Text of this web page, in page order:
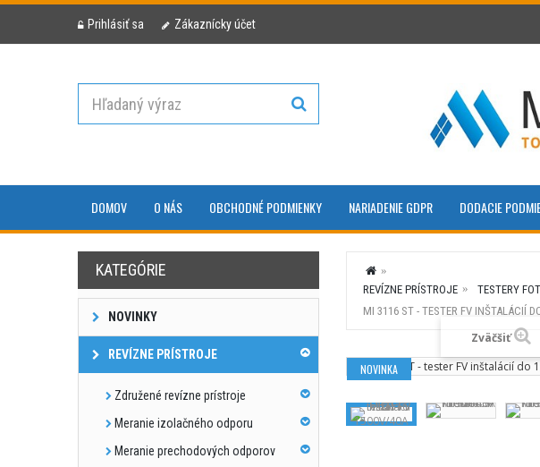
Prihlásiť sa Zákaznícky účet
DOMOV O NÁS OBCHODNÉ PODMIENKY NARIADENIE GDPR DODACIE
KATEGÓRIE
NOVINKY
REVÍZNE PRÍSTROJE
Združené revízne prístroje
Meranie izolačného odporu
Meranie prechodových odporov
REVÍZNE PRÍSTROJE TESTERY
MI 3116 ST - TESTER FV INŠTALÁCIÍ
NOVINKA
Zväčšiť